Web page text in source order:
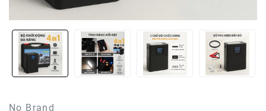
No Brand